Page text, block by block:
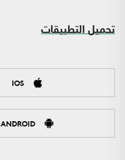
تحميل التطبيقات
IOS
ANDROID